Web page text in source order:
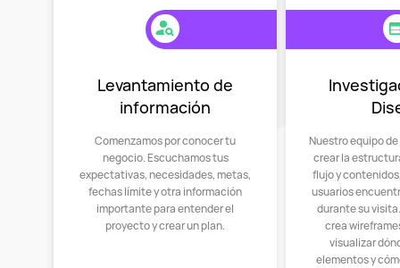
Levantamiento de
información
Comenzamos por conocer tu
negocio. Escuchamos tus
expectativas, necesidades, metas,
fechas límite y otra información
importante para entender el
proyecto y crear un plan.
Nuestro equipo
crear la
flujo y
usuarios
durante su
crea
visualizar
elementos y